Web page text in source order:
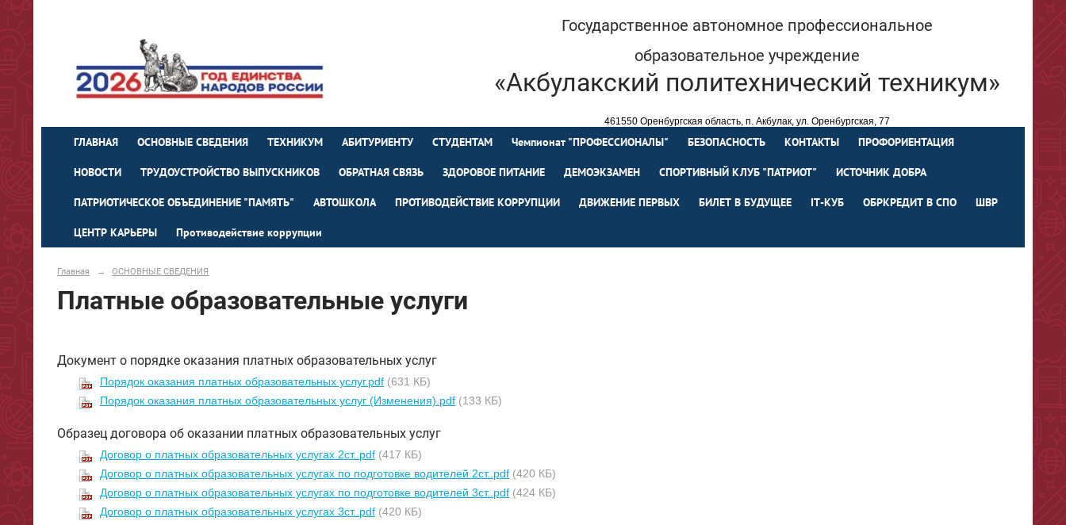
Государственное автономное профессиональное
образовательное учреждение
«Акбулакский политехнический техникум»
461550 Оренбургская область, п. Акбулак, ул. Оренбургская, 77
ГЛАВНАЯ ОСНОВНЫЕ СВЕДЕНИЯ ТЕХНИКУМ АБИТУРИЕНТУ СТУДЕНТАМ Чемпионат "ПРОФЕССИОНАЛЫ" БЕЗОПАСНОСТЬ КОНТАКТЫ ПРОФОРИЕНТАЦИЯ
НОВОСТИ ТРУДОУСТРОЙСТВО ВЫПУСКНИКОВ ОБРАТНАЯ СВЯЗЬ ЗДОРОВОЕ ПИТАНИЕ ДЕМОЭКЗАМЕН СПОРТИВНЫЙ КЛУБ "ПАТРИОТ" ИСТОЧНИК ДОБРА
ПАТРИОТИЧЕСКОЕ ОБЪЕДИНЕНИЕ "ПАМЯТЬ" АВТОШКОЛА ПРОТИВОДЕЙСТВИЕ КОРРУПЦИИ ДВИЖЕНИЕ ПЕРВЫХ БИЛЕТ В БУДУЩЕЕ IТ-КУБ ОБРКРЕДИТ В СПО ШВР
ЦЕНТР КАРЬЕРЫ Противодействие коррупции
Главная → ОСНОВНЫЕ СВЕДЕНИЯ
Платные образовательные услуги
Документ о порядке оказания платных образовательных услуг
Порядок оказания платных образовательных услуг.pdf (631 КБ)
Порядок оказания платных образовательных услуг (Изменения).pdf (133 КБ)
Образец договора об оказании платных образовательных услуг
Договор о платных образовательных услугах 2ст..pdf (417 КБ)
Договор о платных образовательных услугах по подготовке водителей 2ст..pdf (420 КБ)
Договор о платных образовательных услугах по подготовке водителей 3ст..pdf (424 КБ)
Договор о платных образовательных услугах 3ст..pdf (420 КБ)